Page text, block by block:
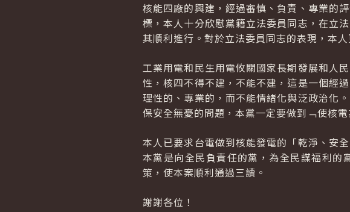
核能四廠的興建，經過審慎、負責、專業的
標，本人十分欣慰黨籍立法委員同志，在立
其順利進行。對於立法委員同志的表現，本
工業用電和民生用電攸關國家長期發展和人
性，核四不得不建，不能不建，這是一個經
理性的、專業的，而不能情緒化與泛政治化
保安全無憂的問題，本黨一定要做到﹁使核
本人已要求台電做到核能發電的「乾淨、安
本黨是向全民負責任的黨，為全民謀福利
策，使本案順利通過三讀。
謝謝各位！